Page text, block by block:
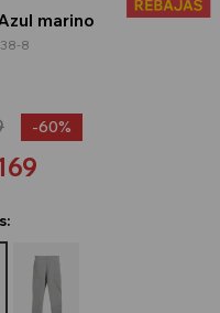
THE
marino
8
60